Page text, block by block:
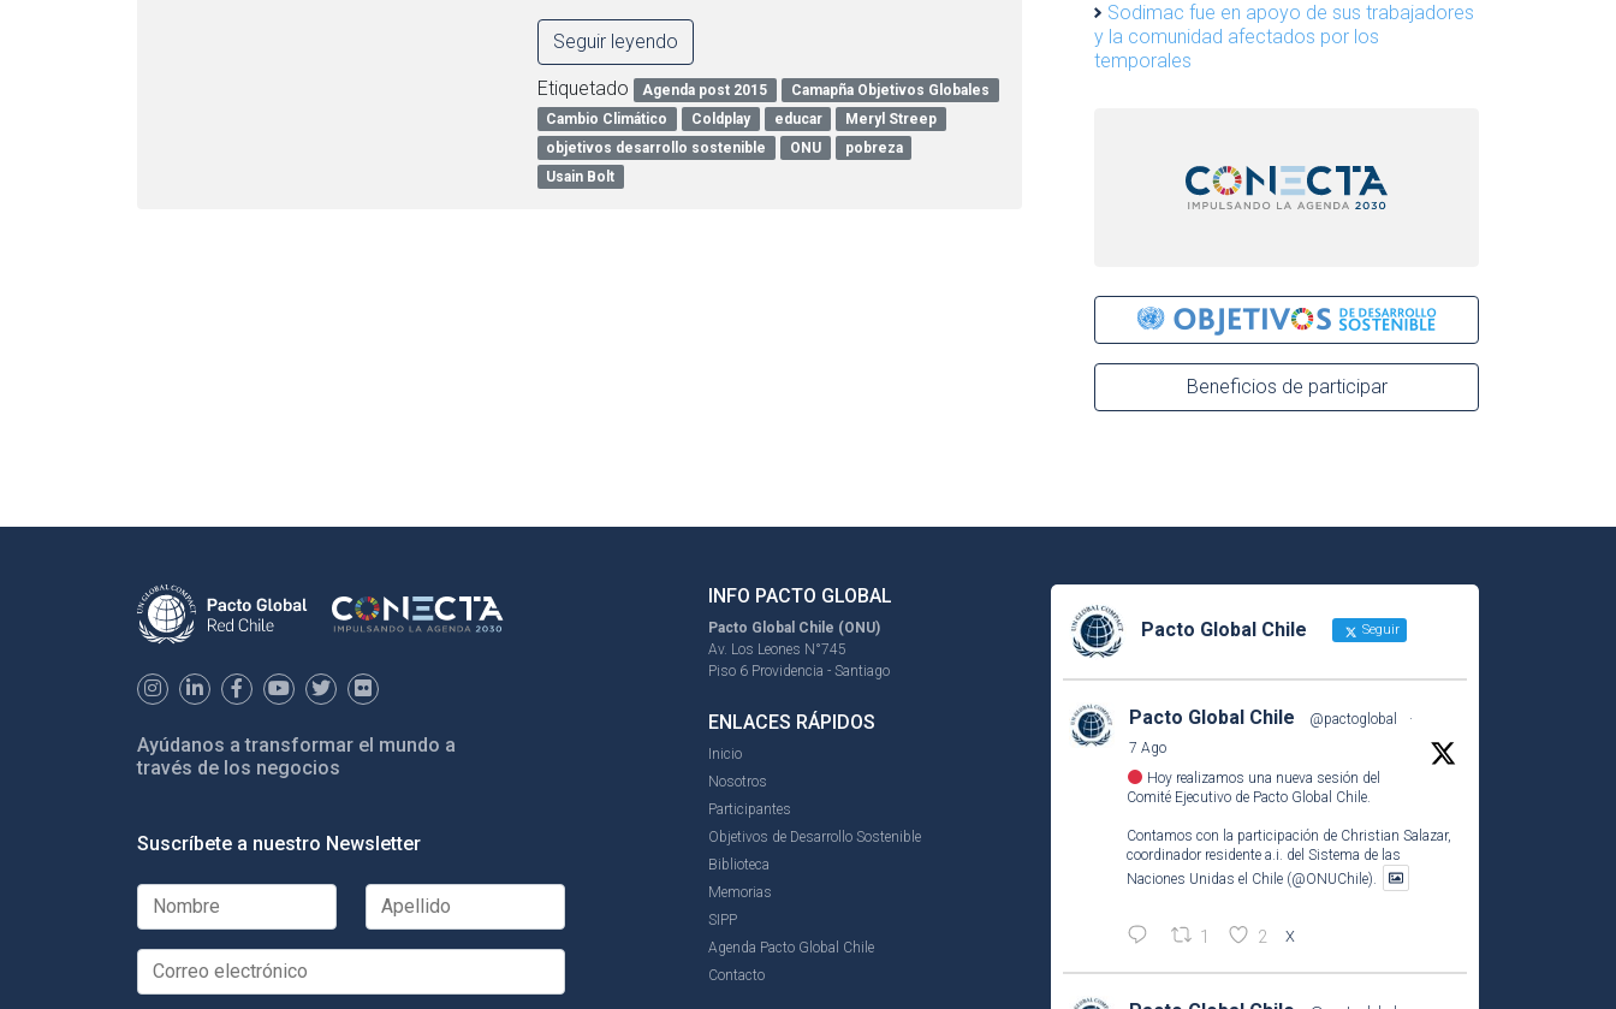
Seguir leyendo
Etiquetado Agenda post 2015
Camapña Objetivos Globales
Cambio Climático
Coldplay educar
Meryl Streep
objetivos desarrollo sostenible
ONU
pobreza
Usain Bolt
Sodimac fue en apoyo de sus trabajadores
y la comunidad afectados por los
temporales
Beneficios de participar
Ayúdanos a transformar el mundo a
través de los negocios
Suscríbete a nuestro Newsletter
INFO PACTO GLOBAL
Pacto Global Chile (ONU)
Av. Los Leones N°745
Piso 6 Providencia - Santiago
ENLACES RÁPIDOS
Inicio
Nosotros
Participantes
Objetivos de Desarrollo Sostenible
Biblioteca
Memorias
SIPP
Agenda Pacto Global Chile
Contacto
Pacto Global Chile Seguir
Pacto Global Chile @pactoglobal
·
7 Ago
Hoy realizamos una nueva sesión del
Comité Ejecutivo de Pacto Global Chile.
Contamos con la participación de Christian Salazar,
coordinador residente a.i. del Sistema de las
Naciones Unidas el Chile (@ONUChile).
1 2 X